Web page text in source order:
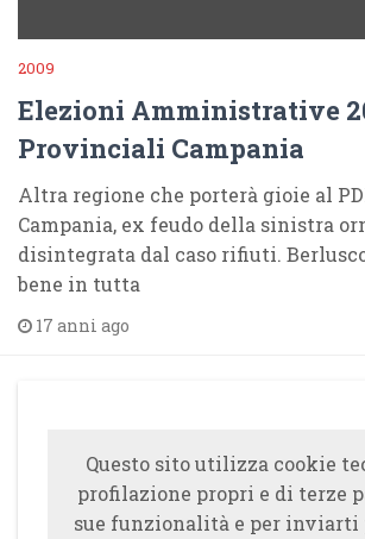
2009
Elezioni Amministrative
Provinciali Campania
Altra regione che porterà gioie al
Campania, ex feudo della sinistra
disintegrata dal caso rifiuti.
bene in tutta
17 anni ago
Questo sito utilizza cookie
profilazione propri e di terze
sue funzionalità e per inviarti